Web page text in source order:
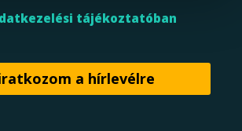
tájékoztatóban